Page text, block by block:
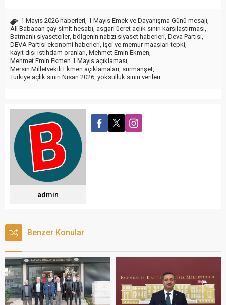
1 Mayıs 2026 haberleri 1 Mayıs Emek ve Dayanışma Günü mesajı
Ali Babacan çay simit hesabı asgari ücret açlık sınırı karşılaştırması
Batmanlı siyasetçiler, bölgenin nabzı siyaset haberleri Deva Partisi
DEVA Partisi ekonomi haberleri işçi ve memur maaşları tepki
kayıt dışı istihdam oranları Mehmet Emin Ekmen
Mehmet Emin Ekmen 1 Mayıs açıklaması
Mersin Milletvekili Ekmen açıklamaları sürmanşet
Türkiye açlık sınırı Nisan 2026 yoksulluk sınırı verileri
admin
Benzer Konular